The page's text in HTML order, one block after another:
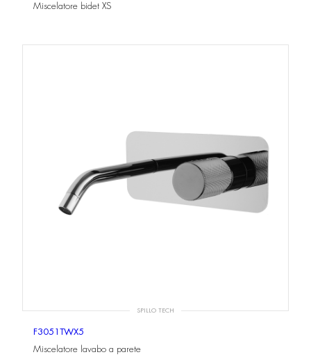
Miscelatore bidet XS
SPILLO TECH
F3051TWX5
Miscelatore lavabo a parete